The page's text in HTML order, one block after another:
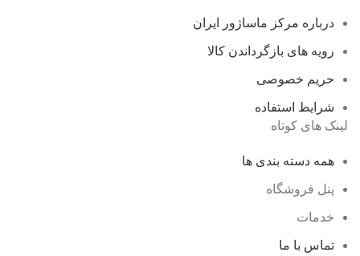
درباره مرکز ماساژور ایران
رویه های بازگرداندن کالا
حریم خصوصی
شرایط استفاده
لینک های کوتاه
همه دسته بندی ها
پنل فروشگاه
خدمات
تماس با ما